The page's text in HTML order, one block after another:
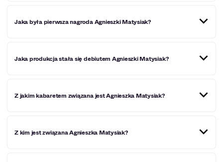
Miejscowości, w których Agnieszka Matysiak
Jaka była pierwsza nagroda Agnieszki Matysiak?
1992 roku. Była to Grand Prix.
Jaka produkcja stała się debiutem Agnieszki Matysiak?
śmierć".
Z jakim kabaretem związana jest Agnieszka Matysiak?
Z kim jest związana Agnieszka Matysiak?